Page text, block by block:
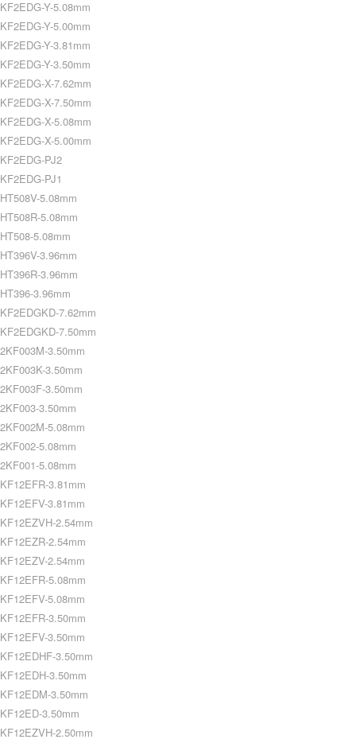
KF2EDG-Y-5.08mm
KF2EDG-Y-5.00mm
KF2EDG-Y-3.81mm
KF2EDG-Y-3.50mm
KF2EDG-X-7.62mm
KF2EDG-X-7.50mm
KF2EDG-X-5.08mm
KF2EDG-X-5.00mm
KF2EDG-PJ2
KF2EDG-PJ1
HT508V-5.08mm
HT508R-5.08mm
HT508-5.08mm
HT396V-3.96mm
HT396R-3.96mm
HT396-3.96mm
KF2EDGKD-7.62mm
KF2EDGKD-7.50mm
2KF003M-3.50mm
2KF003K-3.50mm
2KF003F-3.50mm
2KF003-3.50mm
2KF002M-5.08mm
2KF002-5.08mm
2KF001-5.08mm
KF12EFR-3.81mm
KF12EFV-3.81mm
KF12EZVH-2.54mm
KF12EZR-2.54mm
KF12EZV-2.54mm
KF12EFR-5.08mm
KF12EFV-5.08mm
KF12EFR-3.50mm
KF12EFV-3.50mm
KF12EDHF-3.50mm
KF12EDH-3.50mm
KF12EDM-3.50mm
KF12ED-3.50mm
KF12EZVH-2.50mm